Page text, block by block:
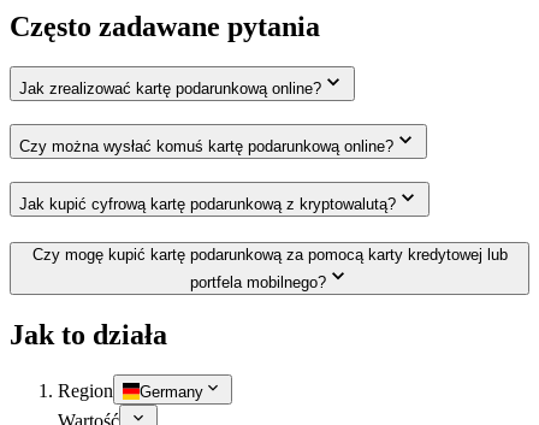
Często zadawane pytania
Jak zrealizować kartę podarunkową online?
Czy można wysłać komuś kartę podarunkową online?
Jak kupić cyfrową kartę podarunkową z kryptowalutą?
Czy mogę kupić kartę podarunkową za pomocą karty kredytowej lub
portfela mobilnego?
Jak to działa
Region Germany